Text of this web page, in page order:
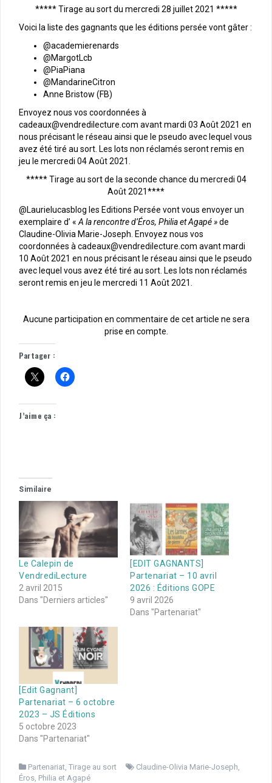
***** Tirage au sort du mercredi 28 juillet 2021 *****
Voici la liste des gagnants que les éditions persée vont gâter :
@academierenards
@MargotLcb
@PiaPiana
@MandarineCitron
Anne Bristow (FB)
Envoyez nous vos coordonnées à
cadeaux@vendredilecture.com avant mardi 03 Août 2021 en
nous précisant le réseau ainsi que le pseudo avec lequel vous
avez été tiré au sort. Les lots non réclamés seront remis en
jeu le mercredi 04 Août 2021.
***** Tirage au sort de la seconde chance du mercredi 04
Août 2021****
@Laurielucasblog les Editions Persée vont vous envoyer un
exemplaire d’ «A la rencontre d’Éros, Philia et Agapé »de
Claudine-Olivia Marie-Joseph. Envoyez nous vos
coordonnées à cadeaux@vendredilecture.com avant mardi
10 Août 2021 en nous précisant le réseau ainsi que le pseudo
avec lequel vous avez été tiré au sort. Les lots non réclamés
seront remis en jeu le mercredi 11 Août 2021.
Aucune participation en commentaire de cet article ne sera
prise en compte.
Partager :
J’aime ça :
Similaire
Le Calepin de
VendrediLecture
2 avril 2015
Dans "Derniers articles"
[EDIT GAGNANTS]
Partenariat – 10 avril
2026 : Éditions GOPE
9 avril 2026
Dans "Partenariat"
[Edit Gagnant]
Partenariat – 6 octobre
2023 – JS Éditions
5 octobre 2023
Dans "Partenariat"
Partenariat Tirage au sort Claudine-Olivia Marie-Joseph
Éros Philia et Agapé